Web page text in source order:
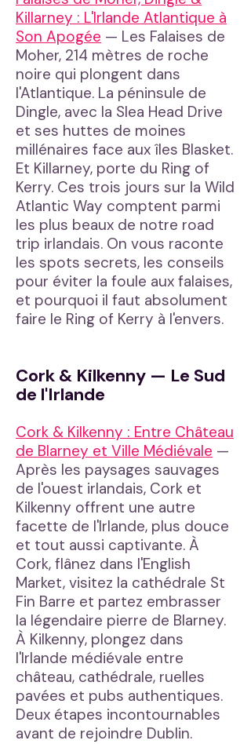
Killarney : L'Irlande Atlantique à
Son Apogée — Les Falaises de
Moher, 214 mètres de roche
noire qui plongent dans
l'Atlantique. La péninsule de
Dingle, avec la Slea Head Drive
et ses huttes de moines
millénaires face aux îles Blasket.
Et Killarney, porte du Ring of
Kerry. Ces trois jours sur la Wild
Atlantic Way comptent parmi
les plus beaux de notre road
trip irlandais. On vous raconte
les spots secrets, les conseils
pour éviter la foule aux falaises,
et pourquoi il faut absolument
faire le Ring of Kerry à l'envers.
Cork & Kilkenny — Le Sud
de l'Irlande
Cork & Kilkenny : Entre Château
de Blarney et Ville Médiévale —
Après les paysages sauvages
de l'ouest irlandais, Cork et
Kilkenny offrent une autre
facette de l'Irlande, plus douce
et tout aussi captivante. À
Cork, flânez dans l'English
Market, visitez la cathédrale St
Fin Barre et partez embrasser
la légendaire pierre de Blarney.
À Kilkenny, plongez dans
l'Irlande médiévale entre
château, cathédrale, ruelles
pavées et pubs authentiques.
Deux étapes incontournables
avant de rejoindre Dublin.